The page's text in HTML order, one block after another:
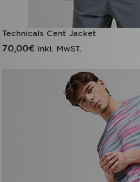
Technicals Cent Jacket
70,00€ inkl. MwST.